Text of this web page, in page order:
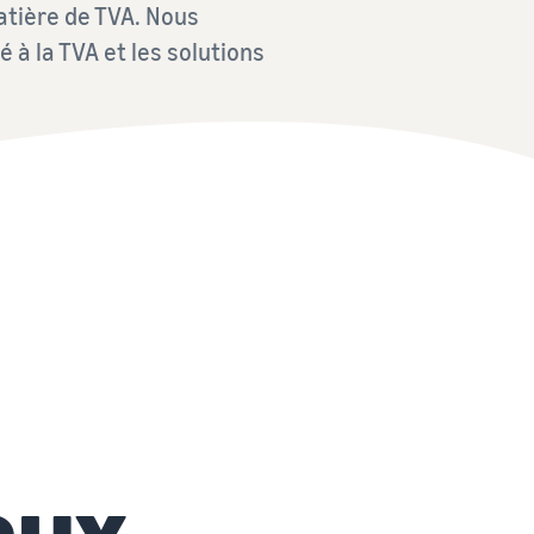
de TVA. Nous
à la TVA et les solutions